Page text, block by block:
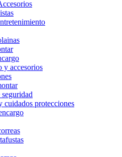
y accesorios
cuidados protecciones